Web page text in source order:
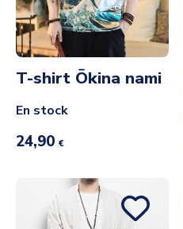
T-shirt Ōkina nami
En stock
24,90 €